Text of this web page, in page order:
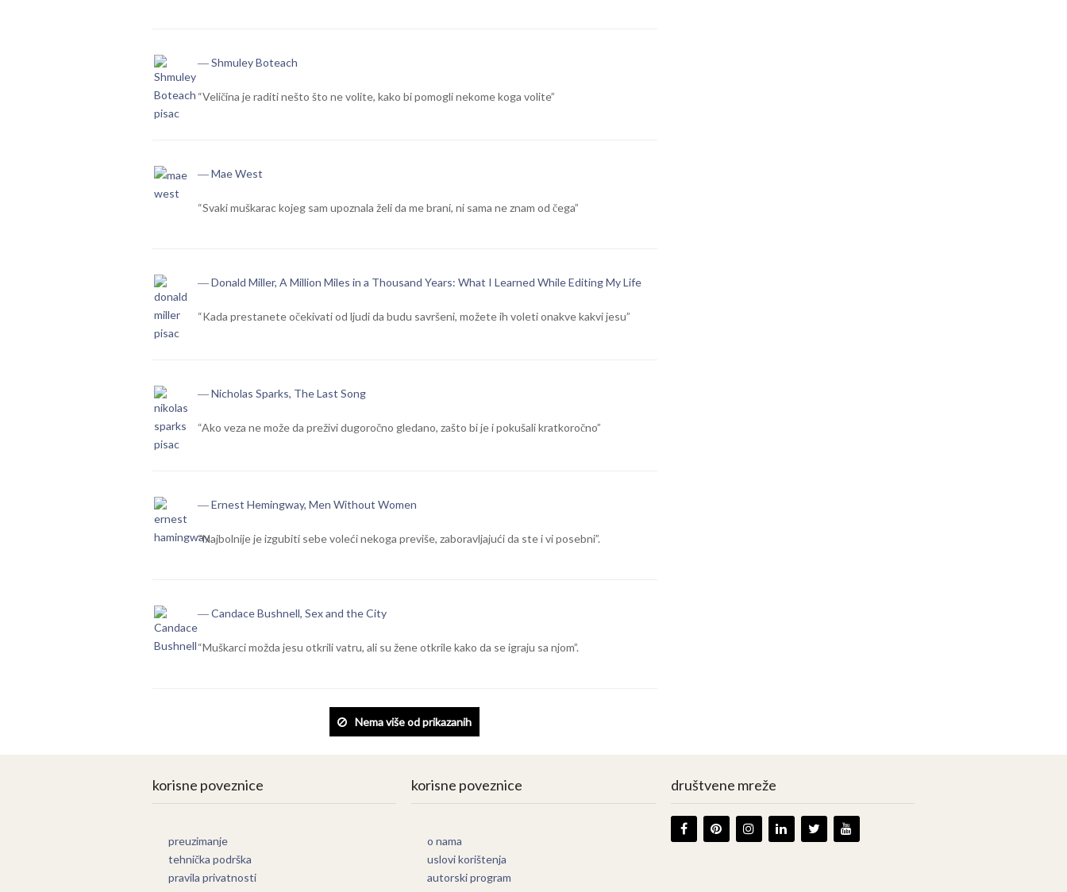
― Shmuley Boteach
“Veličina je raditi nešto što ne volite, kako bi pomogli nekome koga volite”
― Mae West
“Svaki muškarac kojeg sam upoznala želi da me brani, ni sama ne znam od čega”
― Donald Miller, A Million Miles in a Thousand Years: What I Learned While Editing My Life
“Kada prestanete očekivati od ljudi da budu savršeni, možete ih voleti onakve kakvi jesu”
― Nicholas Sparks, The Last Song
“Ako veza ne može da preživi dugoročno gledano, zašto bi je i pokušali kratkoročno”
― Ernest Hemingway, Men Without Women
“Najbolnije je izgubiti sebe voleći nekoga previše, zaboravljajući da ste i vi posebni”.
― Candace Bushnell, Sex and the City
“Muškarci možda jesu otkrili vatru, ali su žene otkrile kako da se igraju sa njom”.
Nema više od prikazanih
korisne poveznice
preuzimanje
tehnička podrška
pravila privatnosti
korisne poveznice
o nama
uslovi korištenja
autorski program
društvene mreže